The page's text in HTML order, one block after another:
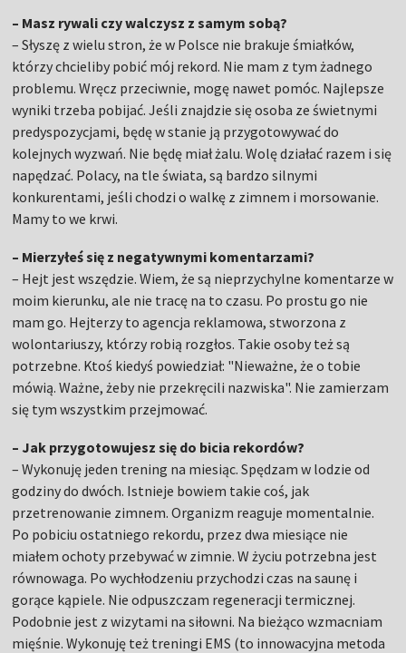
– Masz rywali czy walczysz z samym sobą?
– Słyszę z wielu stron, że w Polsce nie brakuje śmiałków,
którzy chcieliby pobić mój rekord. Nie mam z tym żadnego
problemu. Wręcz przeciwnie, mogę nawet pomóc. Najlepsze
wyniki trzeba pobijać. Jeśli znajdzie się osoba ze świetnymi
predyspozycjami, będę w stanie ją przygotowywać do
kolejnych wyzwań. Nie będę miał żalu. Wolę działać razem i się
napędzać. Polacy, na tle świata, są bardzo silnymi
konkurentami, jeśli chodzi o walkę z zimnem i morsowanie.
Mamy to we krwi.
– Mierzyłeś się z negatywnymi komentarzami?
– Hejt jest wszędzie. Wiem, że są nieprzychylne komentarze w
moim kierunku, ale nie tracę na to czasu. Po prostu go nie
mam go. Hejterzy to agencja reklamowa, stworzona z
wolontariuszy, którzy robią rozgłos. Takie osoby też są
potrzebne. Ktoś kiedyś powiedział: "Nieważne, że o tobie
mówią. Ważne, żeby nie przekręcili nazwiska". Nie zamierzam
się tym wszystkim przejmować.
– Jak przygotowujesz się do bicia rekordów?
– Wykonuję jeden trening na miesiąc. Spędzam w lodzie od
godziny do dwóch. Istnieje bowiem takie coś, jak
przetrenowanie zimnem. Organizm reaguje momentalnie.
Po pobiciu ostatniego rekordu, przez dwa miesiące nie
miałem ochoty przebywać w zimnie. W życiu potrzebna jest
równowaga. Po wychłodzeniu przychodzi czas na saunę i
gorące kąpiele. Nie odpuszczam regeneracji termicznej.
Podobnie jest z wizytami na siłowni. Na bieżąco wzmacniam
mięśnie. Wykonuję też treningi EMS (to innowacyjna metoda